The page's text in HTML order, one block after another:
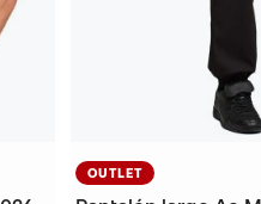
OUTLET